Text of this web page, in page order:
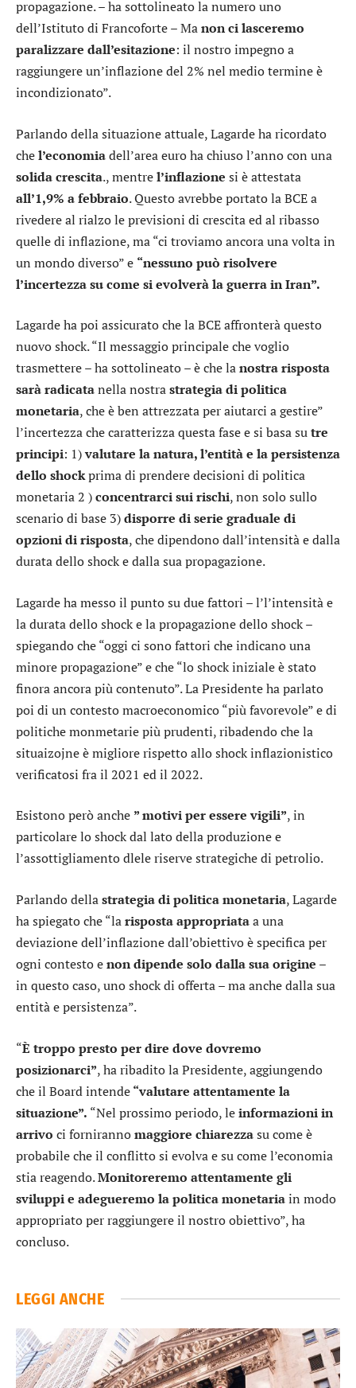
propagazione. – ha sottolineato la numero uno
dell’Istituto di Francoforte – Manon ci lasceremo
paralizzare dall’esitazione: il nostro impegno a
raggiungere un’inflazione del 2% nel medio termine è
incondizionato”.
Parlando della situazione attuale, Lagarde ha ricordato
chel’economiadell’area euro ha chiuso l’anno con una
solida crescita., mentrel’inflazione si è attestata
all’1,9% a febbraio. Questo avrebbe portato la BCE a
rivedere al rialzo le previsioni di crescita ed al ribasso
quelle di inflazione, ma “ci troviamo ancora una volta in
un mondo diverso” e “nessuno può risolvere
l’incertezza su come si evolverà la guerra in Iran”.
Lagarde ha poi assicurato che la BCE affronterà questo
nuovo shock. “Il messaggio principale che voglio
trasmettere – ha sottolineato – è che lanostra risposta
sarà radicatanella nostrastrategia di politica
monetaria, che è ben attrezzata per aiutarci a gestire”
l’incertezza che caratterizza questa fase e si basa sutre
principi: 1)valutare la natura, l’entità e la persistenza
dello shockprima di prendere decisioni di politica
monetaria 2 )concentrarci sui rischi, non solo sullo
scenario di base 3)disporre di serie graduale di
opzioni di risposta, che dipendono dall’intensità e dalla
durata dello shock e dalla sua propagazione.
Lagarde ha messo il punto su due fattori – l’l’intensità e
la durata dello shock e la propagazione dello shock –
spiegando che “oggi ci sono fattori che indicano una
minore propagazione” e che “lo shock iniziale è stato
finora ancora più contenuto”. La Presidente ha parlato
poi di un contesto macroeconomico “più favorevole” e di
politiche monmetarie più prudenti, ribadendo che la
situaizojne è migliore rispetto allo shock inflazionistico
verificatosi fra il 2021 ed il 2022.
Esistono però anche ” motivi per essere vigili”, in
particolare lo shock dal lato della produzione e
l’assottigliamento dlele riserve strategiche di petrolio.
Parlando dellastrategia di politica monetaria, Lagarde
ha spiegato che “larisposta appropriataa una
deviazione dell’inflazione dall’obiettivo è specifica per
ogni contesto enon dipende solo dalla sua origine –
in questo caso, uno shock di offerta – ma anche dalla sua
entità e persistenza”.
“È troppo presto per dire dove dovremo
posizionarci”, ha ribadito la Presidente, aggiungendo
che il Board intende“valutare attentamente la
situazione”. “Nel prossimo periodo, leinformazioni in
arrivo ci fornirannomaggiore chiarezzasu come è
probabile che il conflitto si evolva e su come l’economia
stia reagendo.Monitoreremo attentamente gli
sviluppi e adegueremo la politica monetariain modo
appropriato per raggiungere il nostro obiettivo”, ha
concluso.
LEGGI ANCHE